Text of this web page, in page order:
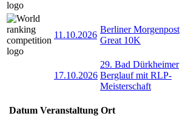
11.10.2026
Berliner Morgenpost
Great 10K
17.10.2026
29. Bad Dürkheimer
Berglauf mit RLP-
Meisterschaft
Datum Veranstaltung Ort